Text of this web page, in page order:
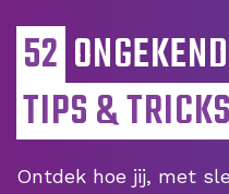
52
TIPS & TRICKS
Ontdek hoe jij, met